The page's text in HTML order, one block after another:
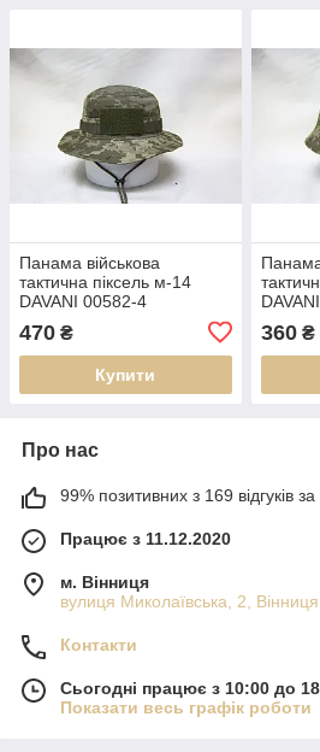
Панама військова
тактична піксель м-14
DAVANI 00582-4
470 ₴
Купити
Панама
360₴
Про нас
99% позитивних з 169 відгуків за
Працює з 11.12.2020
м. Вінниця
вулиця Миколаївська, 2,
Контакти
Сьогодні працює з 10:00 до
Показати весь графік роботи